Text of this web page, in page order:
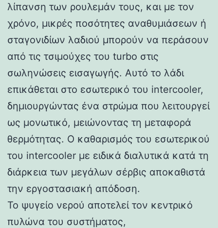
λίπανση των ρουλεμάν τους, και με τον
χρόνο, μικρές ποσότητες αναθυμιάσεων ή
σταγονιδίων λαδιού μπορούν να περάσουν
από τις τσιμούχες του turbo στις
σωληνώσεις εισαγωγής. Αυτό το λάδι
επικάθεται στο εσωτερικό του intercooler,
δημιουργώντας ένα στρώμα που λειτουργεί
ως μονωτικό, μειώνοντας τη μεταφορά
θερμότητας. Ο καθαρισμός του εσωτερικού
του intercooler με ειδικά διαλυτικά κατά τη
διάρκεια των μεγάλων σέρβις αποκαθιστά
την εργοστασιακή απόδοση.
Το ψυγείο νερού αποτελεί τον κεντρικό
πυλώνα του συστήματος,